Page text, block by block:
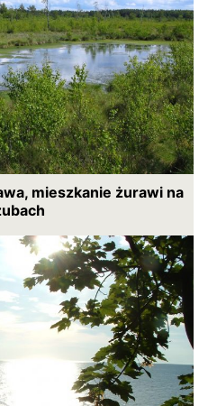
mieszkanie żurawi na